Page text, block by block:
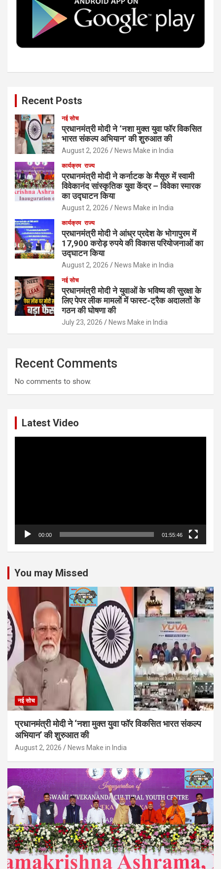
o
k
r I
n
e
Recent Posts
नई सोच
प्रधानमंत्री मोदी ने ‘नशा मुक्त युवा फॉर विकसित
भारत संकल्प अभियान’ की शुरुआत की
August 2, 2026 News Make in India
कार्यक्रम राज्य
प्रधानमंत्री मोदी ने कर्नाटक के मैसूरु में स्वामी
विवेकानंद सांस्कृतिक युवा केंद्र – विवेका स्मारक
का उद्घाटन किया
August 2, 2026 News Make in India
कार्यक्रम राज्य
प्रधानमंत्री मोदी ने आंध्र प्रदेश के भोगापुरम में
17,900 करोड़ रुपये की विकास परियोजनाओं का
उद्घाटन किया
August 2, 2026 News Make in India
नई सोच
प्रधानमंत्री मोदी ने युवाओं के भविष्य की सुरक्षा के
लिए पेपर लीक मामलों में फास्ट-ट्रैक अदालतों के
गठन की घोषणा की
July 23, 2026 News Make in India
Recent Comments
No comments to show.
Latest Video
00:00 01:55:46
You may Missed
नई सोच
प्रधानमंत्री मोदी ने ‘नशा मुक्त युवा फॉर विकसित भारत संकल्प
अभियान’ की शुरुआत की
August 2, 2026 News Make in India